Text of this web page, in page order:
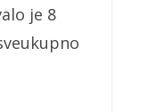
je 8